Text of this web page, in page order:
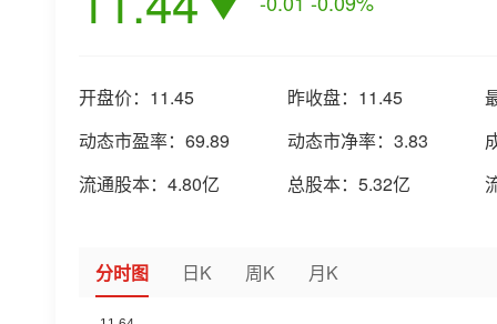
开盘价： 11.45 昨收盘： 11.45
动态市盈率： 69.89 动态市净率： 3.83
流通股本： 4.80亿 总股本： 5.32亿
分时图 日K 周K 月K